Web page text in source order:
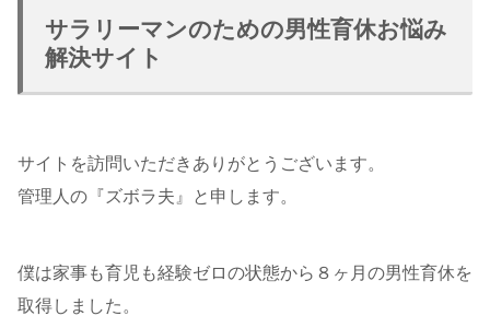
サラリーマンのための男性育休お悩み
解決サイト
サイトを訪問いただきありがとうございます。
管理人の『ズボラ夫』と申します。
僕は家事も育児も経験ゼロの状態から８ヶ月の男性育休を
取得しました。